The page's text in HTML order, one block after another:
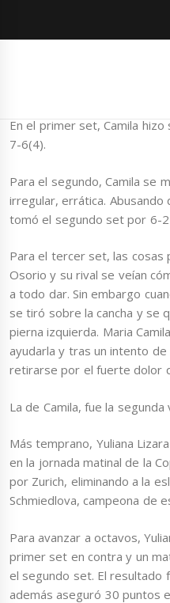
En el primer set, Camila
7-6(4).
Para el segundo, Camila se
irregular, errática.
tomó el segundo set por 6-2
Para el tercer set, las cosas
Osorio y su rival se veían
a todo dar. Sin embargo
se tiró sobre la cancha y se
pierna izquierda. Maria
ayudarla y tras un intento de
retirarse por el fuerte dolor
La de Camila, fue la
Más temprano, Yuliana
en la jornada matinal de la
por Zurich, eliminando a la
Schmiedlova, campeona de
Para avanzar a octavos,
primer set en contra y un
el segundo set. El
además aseguró 30 puntos